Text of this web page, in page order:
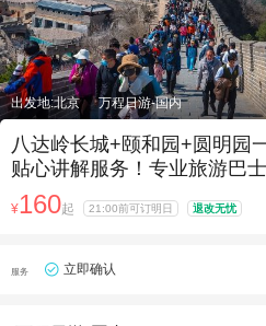
出发地:北京 万程日游-国内
八达岭长城+颐和园+圆明园
贴心讲解服务！专业旅游巴
¥160起 21:00前可订明日 退改无忧
服务 立即确认